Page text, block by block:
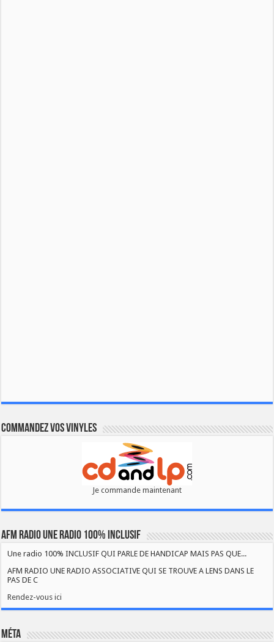
Commandez vos vinyles
Je commande maintenant
AFM RADIO UNE RADIO 100% INCLUSIF
Une radio 100% INCLUSIF QUI PARLE DE HANDICAP MAIS PAS QUE...
AFM RADIO UNE RADIO ASSOCIATIVE QUI SE TROUVE A LENS DANS LE
PAS DE C
Rendez-vous ici
Méta